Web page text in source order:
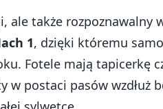
ale także rozpoznawalny
1, dzięki któremu
Fotele mają tapicerkę
w postaci pasów wzdłuż